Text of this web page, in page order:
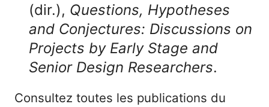
(dir.), Questions, Hypotheses
and Conjectures: Discussions on
Projects by Early Stage and
Senior Design Researchers.
Consultez toutes les publications du